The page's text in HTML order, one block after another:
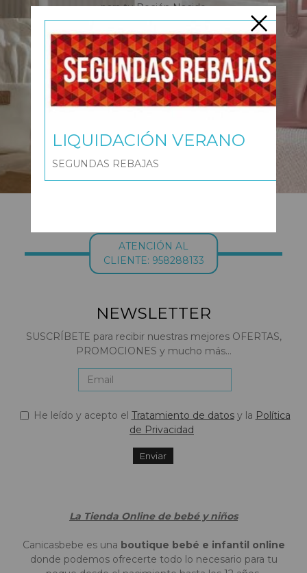
para tu Recién Nacido
Sacos
Bolsos y Accesorios
ATENCIÓN AL
CLIENTE: 958288133
NEWSLETTER
SUSCRÍBETE para recibir nuestras mejores OFERTAS,
PROMOCIONES y mucho más...
He leído y acepto el Tratamiento de datosy la Política
de Privacidad
La Tienda Online de bebé y niños
Canicasbebe es una boutique bebé e infantil online
donde podemos ofrecerte todo lo necesario para tu
LIQUIDACIÓN VERANO
SEGUNDAS REBAJAS